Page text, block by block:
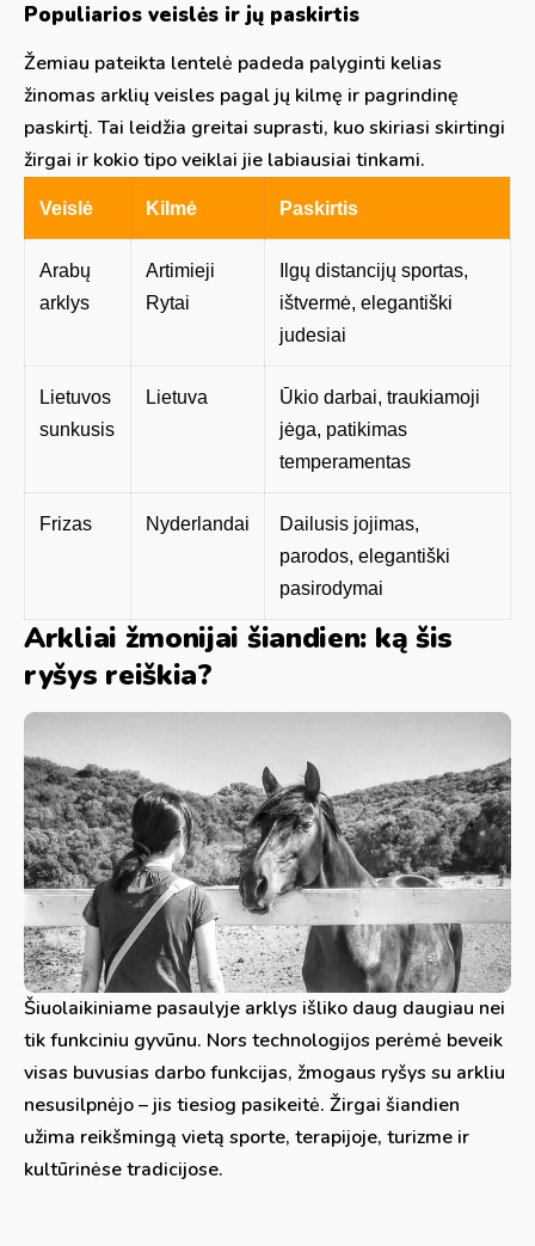
Populiarios veislės ir jų paskirtis
Žemiau pateikta lentelė padeda palyginti kelias
žinomas arklių veisles pagal jų kilmę ir pagrindinę
paskirtį. Tai leidžia greitai suprasti, kuo skiriasi skirtingi
žirgai ir kokio tipo veiklai jie labiausiai tinkami.
Veislė Kilmė Paskirtis
Arabų
arklys
Artimieji
Rytai
Ilgų distancijų sportas,
ištvermė, elegantiški
judesiai
Lietuvos
sunkusis
Lietuva
Ūkio darbai, traukiamoji
jėga, patikimas
temperamentas
Frizas Nyderlandai
Dailusis jojimas,
parodos, elegantiški
pasirodymai
Arkliai žmonijai šiandien: ką šis
ryšys reiškia?
Šiuolaikiniame pasaulyje arklys išliko daug daugiau nei
tik funkciniu gyvūnu. Nors technologijos perėmė beveik
visas buvusias darbo funkcijas, žmogaus ryšys su arkliu
nesusilpnėjo – jis tiesiog pasikeitė. Žirgai šiandien
užima reikšmingą vietą sporte, terapijoje, turizme ir
kultūrinėse tradicijose.